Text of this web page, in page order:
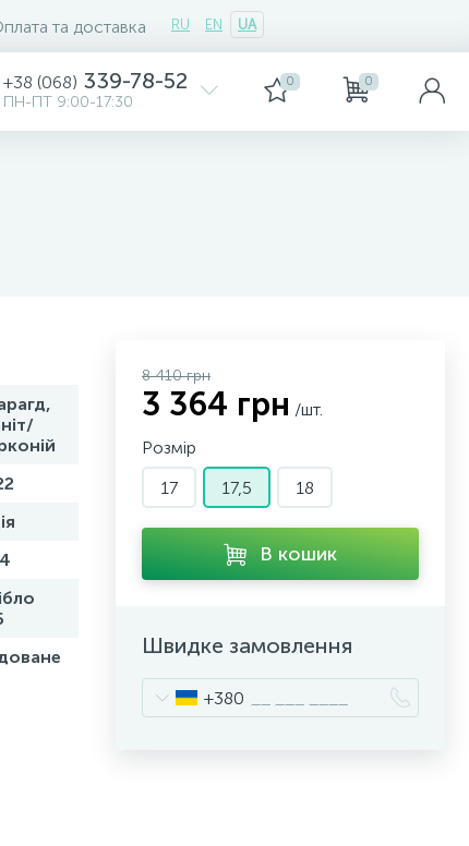
та доставка RU EN UA
+38 (068) 339-78-52
ПН-ПТ 9:00-17:30
0 0
8 410 грн
3 364 грн /шт.
Розмір
17
17,5 18
В кошик
Швидке замовлення
+380